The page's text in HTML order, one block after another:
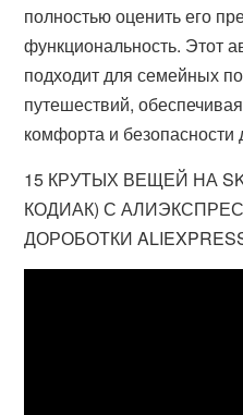
полностью оценить его
функциональность. Этот
подходит для семейных
путешествий,
комфорта и безопасности
15 КРУТЫХ ВЕЩЕЙ НА
КОДИАК) С
ДОРОБОТКИ